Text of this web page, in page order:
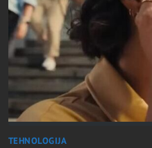
TEHNOLOGIJA